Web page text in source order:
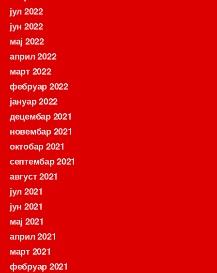
јул 2022
јун 2022
мај 2022
април 2022
март 2022
фебруар 2022
јануар 2022
децембар 2021
новембар 2021
октобар 2021
септембар 2021
август 2021
јул 2021
јун 2021
мај 2021
април 2021
март 2021
фебруар 2021